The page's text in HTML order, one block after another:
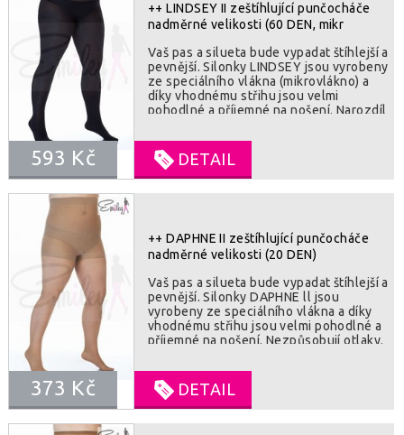
++ LINDSEY II zeštíhlující punčocháče
nadměrné velikosti (60 DEN, mikr
Vaš pas a silueta bude vypadat štíhlejší a
pevnější. Silonky LINDSEY jsou vyrobeny
ze speciálního vlákna (mikrovlákno) a
díky vhodnému střihu jsou velmi
pohodlné a příjemné na nošení. Narozdíl
DAPHNE) může LINDSEY nabídnout relax
vašim nohám a ochranu před chladem.
Punčocháče nezpůsobují otlaky.
Vhodné k nošení v zimním a
593 Kč DETAIL
++ DAPHNE II zeštíhlující punčocháče
nadměrné velikosti (20 DEN)
Vaš pas a silueta bude vypadat štíhlejší a
pevnější. Silonky DAPHNE ll jsou
vyrobeny ze speciálního vlákna a díky
vhodnému střihu jsou velmi pohodlné a
příjemné na nošení. Nezpůsobují otlaky.
klínem. SLOZENI : 78% polyamid, 22%
elastan
373 Kč DETAIL